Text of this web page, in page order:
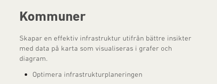
Kommuner
Skapar en effektiv infrastruktur utifrån bättre insikter
med data på karta som visualiseras i grafer och
diagram.
Optimera infrastrukturplaneringen